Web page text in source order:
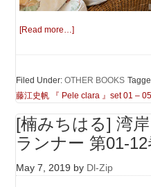
[Read more…]
Filed Under:OTHER BOOKS
藤江史帆 『 Pele clara 』set 01 – 05
[楠みちはる] 湾
ランナー 第01-12
May 7, 2019 by Dl-Zip